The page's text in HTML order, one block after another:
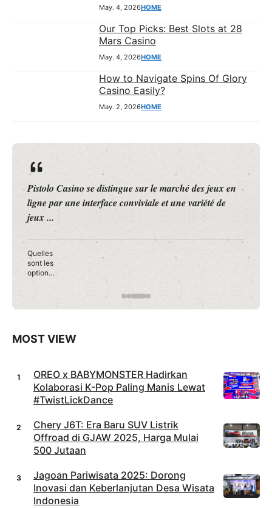
May. 4, 2026HOME
Our Top Picks: Best Slots at 28
Mars Casino
May. 4, 2026HOME
How to Navigate Spins Of Glory
Casino Easily?
May. 2, 2026HOME
Pistolo Casino se distingue sur le marché des jeux en
ligne par une interface conviviale et une variété de
jeux ...
Quelles
sont les
options
de dépôt
Casino ?
MOST VIEW
OREO x BABYMONSTER Hadirkan
Kolaborasi K-Pop Paling Manis Lewat
#TwistLickDance
Chery J6T: Era Baru SUV Listrik
Offroad di GJAW 2025, Harga Mulai
500 Jutaan
Jagoan Pariwisata 2025: Dorong
Inovasi dan Keberlanjutan Desa Wisata
Indonesia